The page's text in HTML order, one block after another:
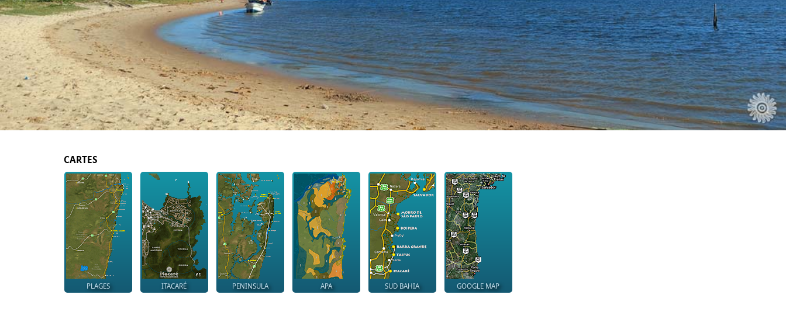
CARTES
PLAGES ITACARÉ PENINSULA APA SUD BAHIA GOOGLE MAP